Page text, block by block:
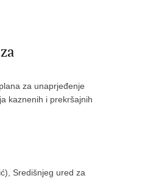
za unaprjeđenje
kaznenih i prekršajnih
Središnjeg ured za